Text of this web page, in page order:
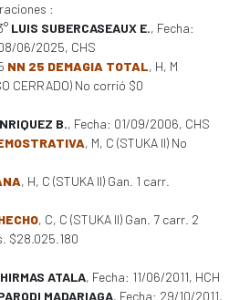
:
LUIS SUBERCASEAUX E., Fecha:
06/2025, CHS
NN 25 DEMAGIA TOTAL, H, M
CERRADO) No corrió $0
B., Fecha: 01/09/2006, CHS
, M, C (STUKA II) No
, H, C (STUKA II) Gan. 1 carr.
, C, C (STUKA II) Gan. 7 carr. 2
$28.025.180
ATALA, Fecha: 11/06/2011, HCH
MADARIAGA, Fecha: 29/10/2011,